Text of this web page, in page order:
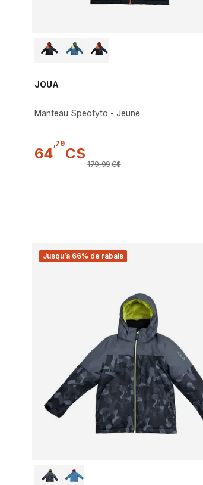
JOUA
Manteau Speotyto - Jeune
64
79
C$
179,99C$
Jusqu’à 66% de rabais